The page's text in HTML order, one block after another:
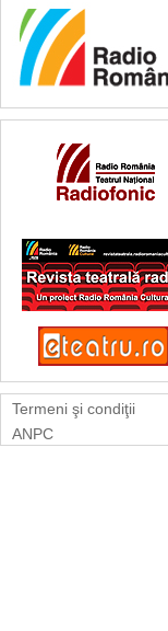
Termeni şi condiţii
ANPC